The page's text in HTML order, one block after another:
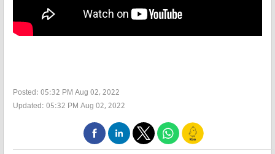
Posted: 05:32 PM Aug 02, 2022
Updated: 05:32 PM Aug 02, 2022